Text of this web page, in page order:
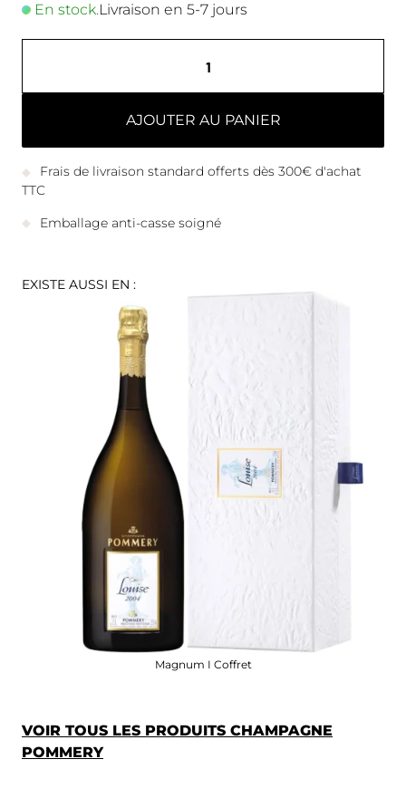
En stock.Livraison en 5-7 jours
AJOUTER AU PANIER
Frais de livraison standard offerts dès 300€ d'achat
TTC
Emballage anti-casse soigné
EXISTE AUSSI EN :
Magnum I Coffret
VOIR TOUS LES PRODUITS CHAMPAGNE
POMMERY